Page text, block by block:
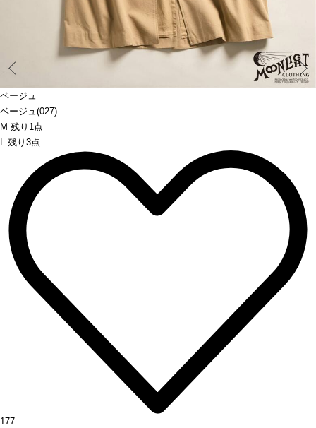
ベージュ
ベージュ(027)
M 残り1点
L 残り3点
177